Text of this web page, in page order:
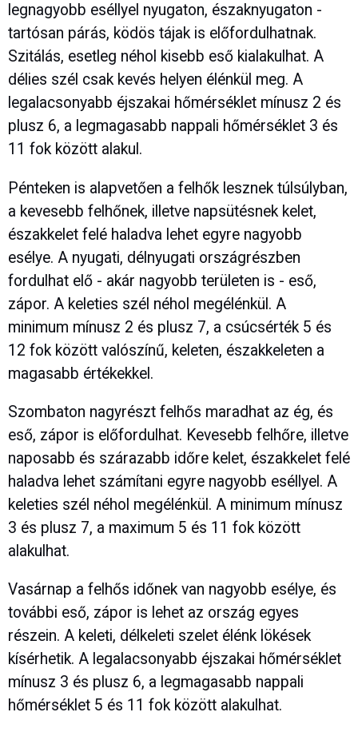
legnagyobb eséllyel nyugaton, északnyugaton -
tartósan párás, ködös tájak is előfordulhatnak.
Szitálás, esetleg néhol kisebb eső kialakulhat. A
délies szél csak kevés helyen élénkül meg. A
legalacsonyabb éjszakai hőmérséklet mínusz 2 és
plusz 6, a legmagasabb nappali hőmérséklet 3 és
11 fok között alakul.
Pénteken is alapvetően a felhők lesznek túlsúlyban,
a kevesebb felhőnek, illetve napsütésnek kelet,
északkelet felé haladva lehet egyre nagyobb
esélye. A nyugati, délnyugati országrészben
fordulhat elő - akár nagyobb területen is - eső,
zápor. A keleties szél néhol megélénkül. A
minimum mínusz 2 és plusz 7, a csúcsérték 5 és
12 fok között valószínű, keleten, északkeleten a
magasabb értékekkel.
Szombaton nagyrészt felhős maradhat az ég, és
eső, zápor is előfordulhat. Kevesebb felhőre, illetve
naposabb és szárazabb időre kelet, északkelet felé
haladva lehet számítani egyre nagyobb eséllyel. A
keleties szél néhol megélénkül. A minimum mínusz
3 és plusz 7, a maximum 5 és 11 fok között
alakulhat.
Vasárnap a felhős időnek van nagyobb esélye, és
további eső, zápor is lehet az ország egyes
részein. A keleti, délkeleti szelet élénk lökések
kísérhetik. A legalacsonyabb éjszakai hőmérséklet
mínusz 3 és plusz 6, a legmagasabb nappali
hőmérséklet 5 és 11 fok között alakulhat.